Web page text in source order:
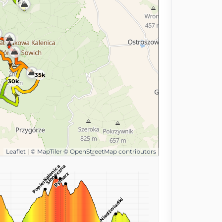
30k
5k
35k
Leaflet | © MapTiler © OpenStreetMap contributors
Rymarz
PopielakSłoneczna
Niedźwiadki
Kalenica